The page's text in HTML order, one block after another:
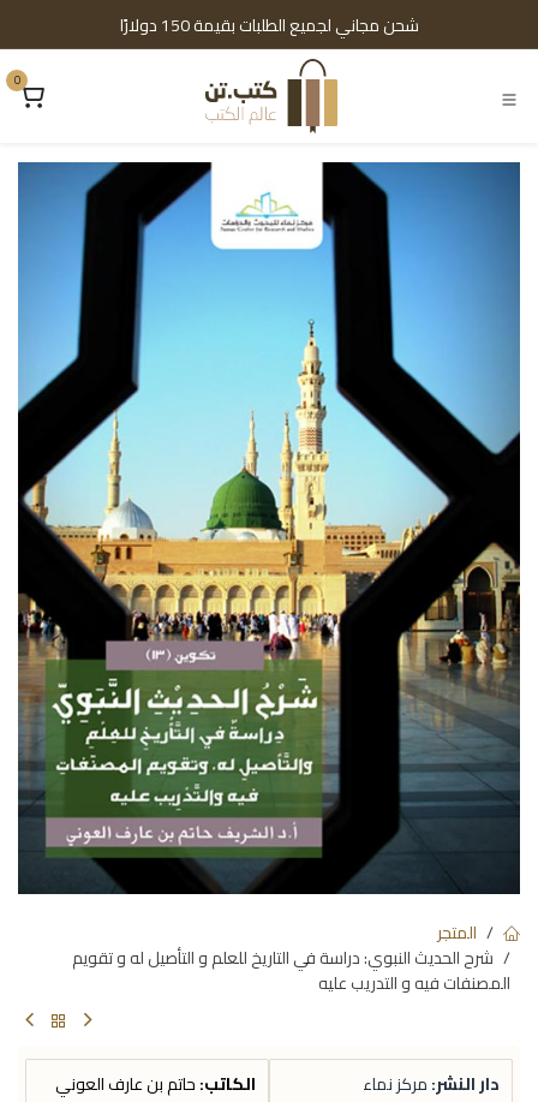
شحن مجاني لجميع الطلبات بقيمة 150 دولارًا
0
المتجر
شرح الحديث النبوي: دراسة في التاريخ للعلم و التأصيل له و تقويم
المصنفات فيه و التدريب عليه
دار النشر:مركز نماء الكاتب:حاتم بن عارف العوني